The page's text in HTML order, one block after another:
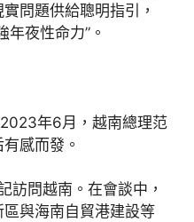
問題供給聰明指引，
年夜性命力”。
年6月，越南總理范
感而發。
訪問越南。在會談中，
與海南自貿港建設等